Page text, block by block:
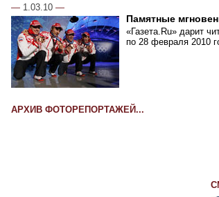
— 1.03.10 —
Памятные
«Газета.Ru» дарит
по 28 февраля 2010
АРХИВ ФОТОРЕПОРТАЖЕЙ...